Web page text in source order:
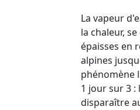
La vapeur
la chaleur,
épaisses en
alpines
phénomène
1 jour sur 3
disparaître